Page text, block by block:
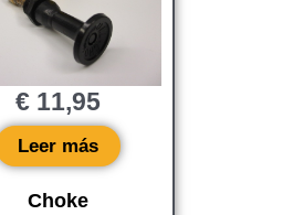
Choke
€11,95
Leer más